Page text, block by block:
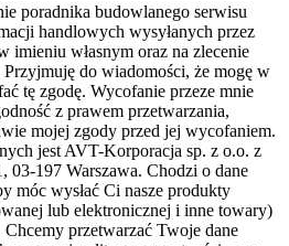
poradnika budowlanego serwisu
handlowych wysyłanych przez
imieniu własnym oraz na zlecenie
do wiadomości, że mogę w
tę zgodę. Wycofanie przeze mnie
z prawem przetwarzania,
mojej zgody przed jej wycofaniem.
jest AVT-Korporacja sp. z o.o. z
03-197 Warszawa. Chodzi o dane
móc wysłać Ci nasze produkty
lub elektronicznej i inne towary)
Chcemy przetwarzać Twoje dane